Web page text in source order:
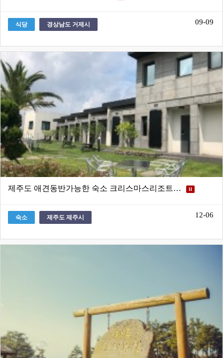
식당 경상남도 거제시 09-09
제주도 애견동반가능한 숙소 크리스마스리조트… H
숙소 제주도 제주시 12-06